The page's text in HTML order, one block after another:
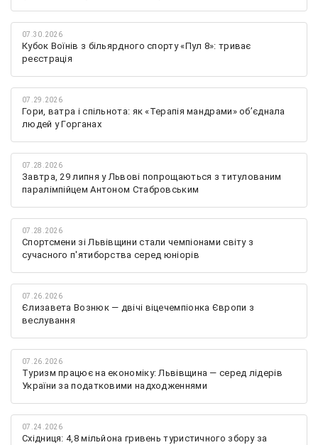
07.30.2026
Кубок Воїнів з більярдного спорту «Пул 8»: триває
реєстрація
07.29.2026
Гори, ватра і спільнота: як «Терапія мандрами» об’єднала
людей у Горганах
07.28.2026
Завтра, 29 липня у Львові попрощаються з титулованим
паралімпійцем Антоном Стабровським
07.28.2026
Спортсмени зі Львівщини стали чемпіонами світу з
сучасного п'ятиборства серед юніорів
07.26.2026
Єлизавета Вознюк — двічі віцечемпіонка Європи з
веслування
07.26.2026
Туризм працює на економіку: Львівщина — серед лідерів
України за податковими надходженнями
07.24.2026
Східниця: 4,8 мільйона гривень туристичного збору за